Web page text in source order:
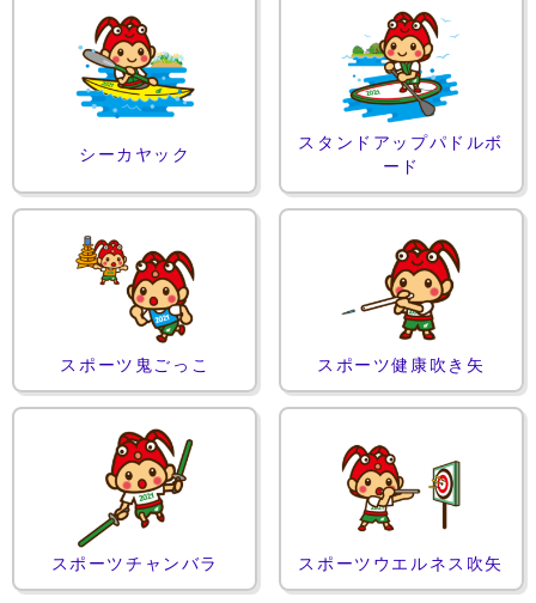
シーカヤック
スタンドアップパドルボ
ード
スポーツ鬼ごっこ スポーツ健康吹き矢
スポーツチャンバラ スポーツウエルネス吹矢